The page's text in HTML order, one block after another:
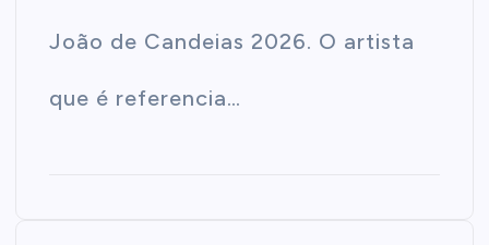
João de Candeias 2026. O artista
que é referencia…